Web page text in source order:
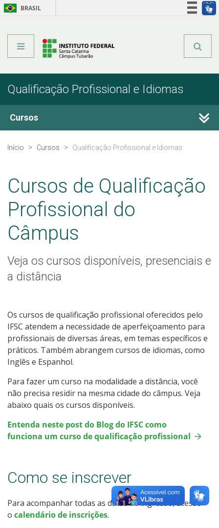
BRASIL
Qualificação Profissional e Idiomas
Cursos
Técnicos Integrados
Qualificação Profissional e Idiomas
Especialização
Educação a Distância
Processo de Inscrição
Resultados Vagas Remanescentes
Como posso estudar no IFSC?
Processos Seletivos
Cotas
Início Cursos Qualificação Profissional e Idiomas
Cursos de Qualificação
Profissional do
Câmpus
Veja os cursos disponíveis, presenciais e
a distância
Os cursos de qualificação profissional oferecidos pelo
IFSC atendem a necessidade de aperfeiçoamento para
profissionais de diversas áreas, em temas específicos e
práticos. Também abrangem cursos de idiomas, como
Inglês e Espanhol.
Para fazer um curso na modalidade a distância, você
não precisa residir na mesma cidade do câmpus. Veja
abaixo quais os cursos disponíveis.
Entenda neste post do Blog do IFSC como
funciona um curso de qualificação profissional
Como se inscrever
Para acompanhar todas as datas de ingresso, acesse
o calendário de inscrições.